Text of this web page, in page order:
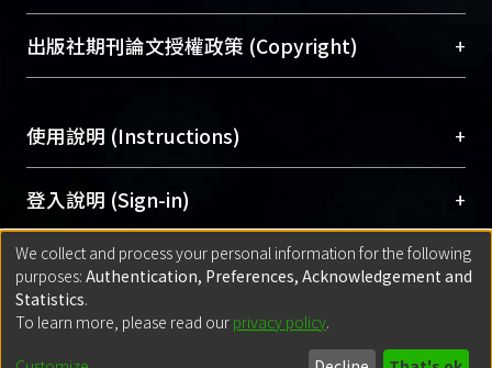
To permanently archive and promote researcher
profiles and scholarly works, Library integrates the
services of “NTU Repository” with “Academic
開放取用是從使用者角度提升資訊取用性的社會運
動，應用在學術研究上是透過將研究著作公開供使
用逐年攀升。同時可加速研究發展、提升研究影響
Archive）平台。 （點選深入了解OA）
出版社期刊論文授權政策 (Copyright) +
含部分內容的版權非匯入者所有，或由第三方贊
助與合作完成，請確認該版權所有者及第三方同
意提供此授權。
Please represent that the submission is your
original work, and that you have the right to
grant the rights to upload.
若欲上傳已出版的全文電子檔，可使用
policy finder
網站查詢，以確認出版單位之版權
使用說明 (Instructions) +
網站簡介(Quickstart Guide)
使用手冊(Instruction Manual)
線上預約服務(Booking Service)
登入說明 (Sign-in) +
方案一：臺灣大學計算機中心帳號登入
(With C&INC Email Account)
方案二：ORCID帳號登入(With ORCID)
匯入著作 (Submission) +
方案一：定期更新ORCID者，以ID匯入
for identifier (ORCID))
Built withDSpace-CRIS software - Extension maintained and optimized
We collect and process your personal information for the following
purposes: Authentication, Preferences, Acknowledgement and
Statistics.
To learn more, please read our privacy policy.